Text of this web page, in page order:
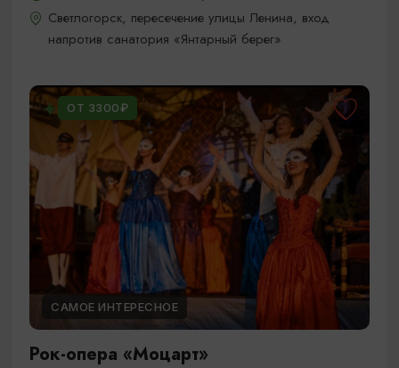
Светлогорск, пересечение улицы Ленина, вход
напротив санатория «Янтарный берег»
ОТ 3300₽
САМОЕ ИНТЕРЕСНОЕ
Рок-опера «Моцарт»